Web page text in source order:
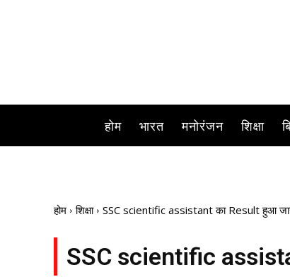
होम भारत मनोरंजन शिक्षा
होम शिक्षा SSC scientific assistant का Result हुआ
SSC scientific